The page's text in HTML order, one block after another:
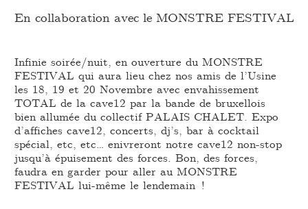
En collaboration avec le MONSTRE FESTIVAL
Infinie soirée/nuit, en ouverture du MONSTRE
FESTIVAL qui aura lieu chez nos amis de l’Usine
les 18, 19 et 20 Novembre avec envahissement
TOTAL de la cave12 par la bande de bruxellois
bien allumée du collectif PALAIS CHALET. Expo
d’affiches cave12, concerts, dj’s, bar à cocktail
spécial, etc, etc… enivreront notre cave12 non-stop
jusqu’à épuisement des forces. Bon, des forces,
faudra en garder pour aller au MONSTRE
FESTIVAL lui-même le lendemain !